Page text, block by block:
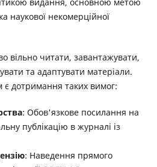
наукової некомерційної
вільно читати, завантажувати,
та адаптувати матеріали.
є дотримання таких вимог:
: Обов'язкове посилання на
публікацію в журналі із
: Наведення прямого